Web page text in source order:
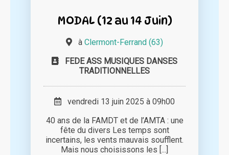
MODAL (12 au 14 Juin)
à Clermont-Ferrand (63)
FEDE ASS MUSIQUES DANSES
TRADITIONNELLES
vendredi 13 juin 2025 à 09h00
40 ans de la FAMDT et de l’AMTA : une
fête du divers Les temps sont
incertains, les vents mauvais soufflent.
Mais nous choisissons les [...]